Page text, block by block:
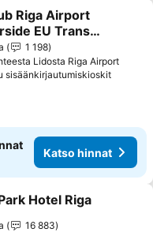
suosikkeihin
Riga Airport
EU Transit
Schengen
1 198
Lidosta Riga Airport
sisäänkirjautumiskioskitKatso
Katso hinnat
suosikkeihin
Hotel Riga
16 883